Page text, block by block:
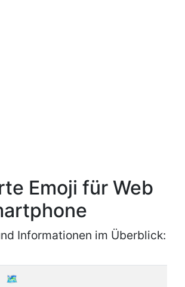
Emoji für Web
Informationen im Überblick:
🗺